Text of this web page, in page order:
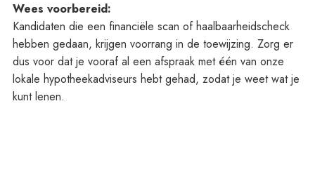
Wees voorbereid:
Kandidaten die een financiële scan of haalbaarheidscheck
hebben gedaan, krijgen voorrang in de toewijzing. Zorg er
dus voor dat je vooraf al een afspraak met één van onze
lokale hypotheekadviseurs hebt gehad, zodat je weet wat je
kunt lenen.